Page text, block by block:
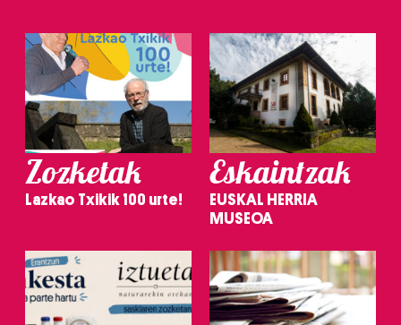
Zozketak
Lazkao Txikik 100 urte!
Eskaintzak
EUSKAL HERRIA
MUSEOA